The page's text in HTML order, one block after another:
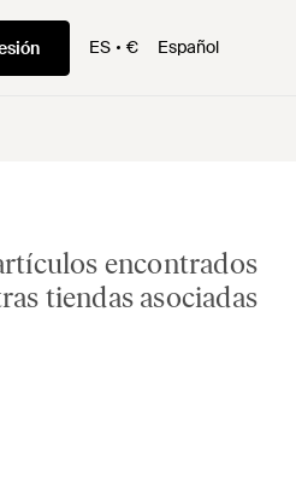
ES € Español
encontrados
tiendas asociadas